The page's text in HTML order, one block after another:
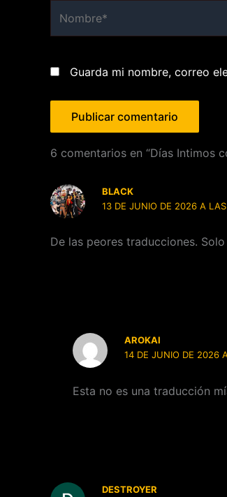
Guarda mi nombre, correo
6 comentarios en “Días Intimos
BLACK
13 DE JUNIO DE 2026 A
De las peores traducciones.
AROKAI
14 DE JUNIO DE 2026
Esta no es una traducción
DESTROYER